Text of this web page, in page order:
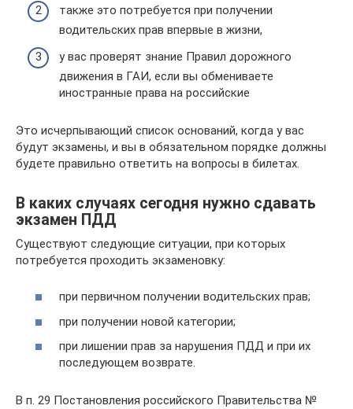
также это потребуется при получении
водительских прав впервые в жизни,
у вас проверят знание Правил дорожного
движения в ГАИ, если вы обмениваете
иностранные права на российские
Это исчерпывающий список оснований, когда у вас
будут экзамены, и вы в обязательном порядке должны
будете правильно ответить на вопросы в билетах.
В каких случаях сегодня нужно сдавать
экзамен ПДД
Существуют следующие ситуации, при которых
потребуется проходить экзаменовку:
при первичном получении водительских прав;
при получении новой категории;
при лишении прав за нарушения ПДД и при их
последующем возврате.
В п. 29 Постановления российского Правительства №